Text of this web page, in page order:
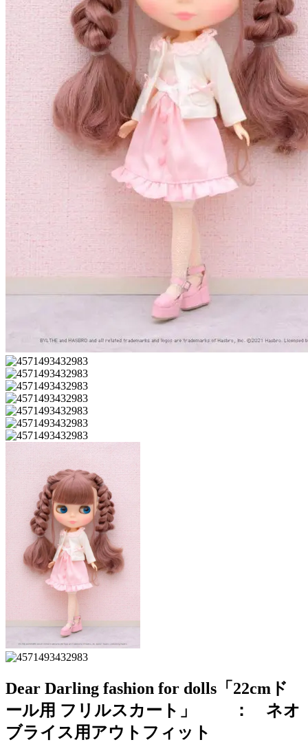
Dear Darling fashion for dolls「22cmド
ール用 フリルスカート」 ： ネオ
ブライス用アウトフィット